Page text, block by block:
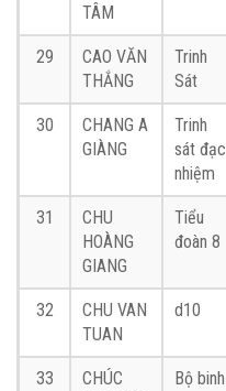
TÂM
29
CAO VĂN
THẮNG
Trinh
Sát
30
CHANG A
GIÀNG
Trinh
sát đạc
nhiệm
31
CHU
HOÀNG
GIANG
Tiểu
đoàn 8
32
CHU VAN
TUAN
d10
33
CHÚC
Bộ binh